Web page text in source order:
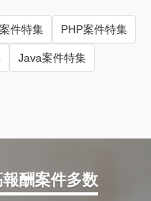
件特集 PHP案件特集
Java案件特集
酬案件多数